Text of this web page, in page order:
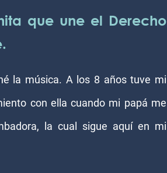
que une el Derecho
la música. A los 8 años tuve mi
con ella cuando mi papá me
la cual sigue aquí en mi